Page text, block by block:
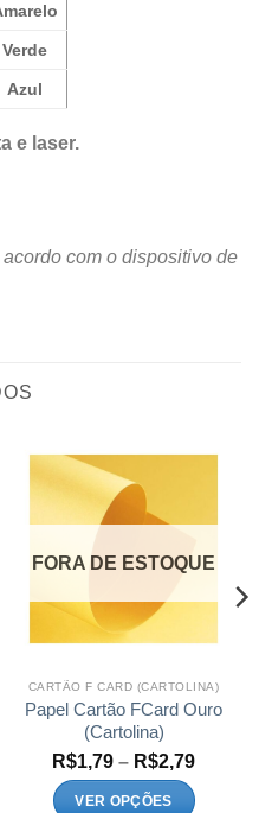
Verde
Azul
e laser.
com o dispositivo de
FORA DE ESTOQUE
CARTÃO F CARD (CARTOLINA)
Papel Cartão FCard Ouro
(Cartolina)
R$1,79 – R$2,79Faixa
preço:
VER OPÇÕES